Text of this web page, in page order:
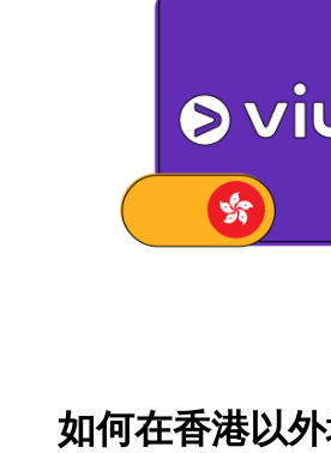
如何在香港以